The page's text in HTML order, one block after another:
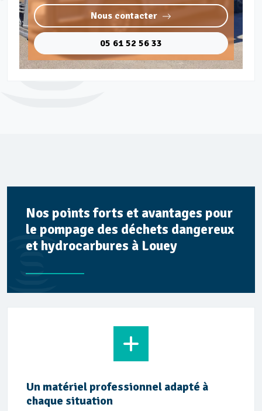
Nous contacter
05 61 52 56 33
Nos points forts et avantages pour
le pompage des déchets dangereux
et hydrocarbures à Louey
Un matériel professionnel adapté à
chaque situation